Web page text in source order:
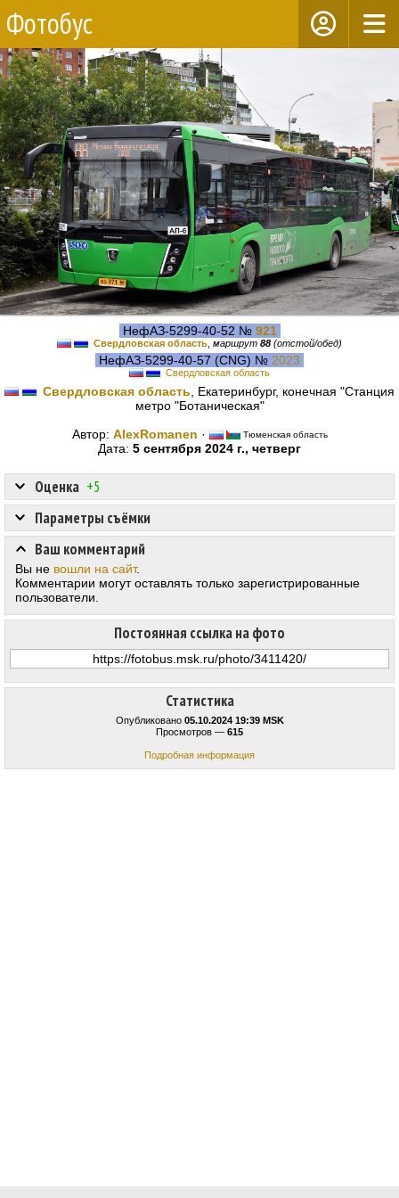
Фотобус
НефАЗ-5299-40-52 № 921
Свердловская область маршрут 88 (отстой/обед)
НефАЗ-5299-40-57 (CNG) № 2023
Свердловская область
Свердловская область , Екатеринбург, конечная "Станция
метро "Ботаническая"
Автор: AlexRomanen · Тюменская область
Дата: 5 сентября 2024 г., четверг
Статистика
Опубликовано 05.10.2024 19:39 MSK
Просмотров — 615
Подробная информация
Оценка +5
Постоянная ссылка на фото
Параметры съёмки
Ваш комментарий
Вы не вошли на сайт.
Комментарии могут оставлять только зарегистрированные
пользователи.